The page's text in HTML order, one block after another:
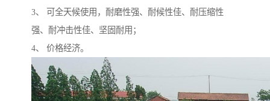
3、 可全天候使用，耐磨性强、耐候性佳、耐压缩性
强、耐冲击性佳、坚固耐用；
4、 价格经济。